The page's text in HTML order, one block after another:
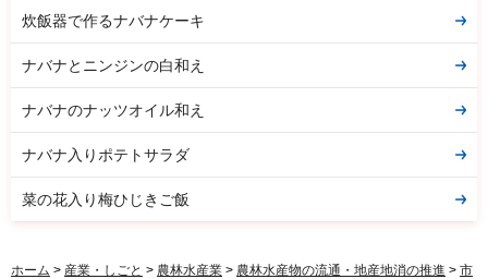
炊飯器で作るナバナケーキ
ナバナとニンジンの白和え
ナバナのナッツオイル和え
ナバナ入りポテトサラダ
菜の花入り梅ひじきご飯
ホーム > 産業・しごと > 農林水産業 > 農林水産物の流通・地産地消の推進 > 市